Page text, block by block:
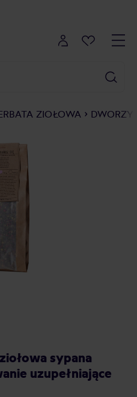
ZIOŁOWA
sypana
uzupełniające